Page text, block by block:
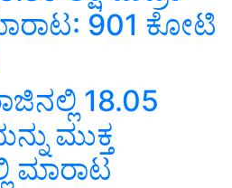
901 ಕೋಟಿ
18.05
ಮುಕ್ತ
ಮಾರಾಟ